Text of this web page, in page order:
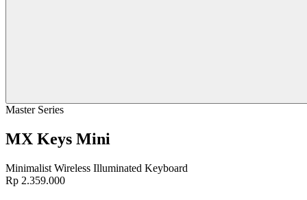
Master Series
MX Keys Mini
Minimalist Wireless Illuminated Keyboard
Rp 2.359.000